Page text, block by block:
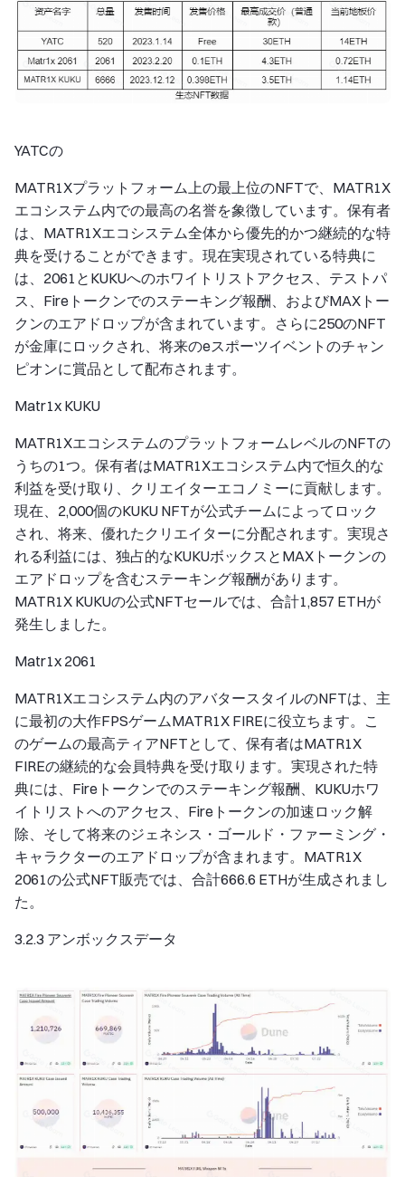
YATCの
MATR1Xプラットフォーム上の最上位のNFTで、MATR1X
エコシステム内での最高の名誉を象徴しています。保有者
は、MATR1Xエコシステム全体から優先的かつ継続的な特
典を受けることができます。現在実現されている特典に
は、2061とKUKUへのホワイトリストアクセス、テストパ
ス、Fireトークンでのステーキング報酬、およびMAXトー
クンのエアドロップが含まれています。さらに250のNFT
が金庫にロックされ、将来のeスポーツイベントのチャン
ピオンに賞品として配布されます。
Matr1x KUKU
MATR1XエコシステムのプラットフォームレベルのNFTの
うちの1つ。保有者はMATR1Xエコシステム内で恒久的な
利益を受け取り、クリエイターエコノミーに貢献します。
現在、2,000個のKUKU NFTが公式チームによってロック
され、将来、優れたクリエイターに分配されます。実現さ
れる利益には、独占的なKUKUボックスとMAXトークンの
エアドロップを含むステーキング報酬があります。
MATR1X KUKUの公式NFTセールでは、合計1,857 ETHが
発生しました。
Matr1x 2061
MATR1Xエコシステム内のアバタースタイルのNFTは、主
に最初の大作FPSゲームMATR1X FIREに役立ちます。こ
のゲームの最高ティアNFTとして、保有者はMATR1X
FIREの継続的な会員特典を受け取ります。実現された特
典には、Fireトークンでのステーキング報酬、KUKUホワ
イトリストへのアクセス、Fireトークンの加速ロック解
除、そして将来のジェネシス・ゴールド・ファーミング・
キャラクターのエアドロップが含まれます。MATR1X
2061の公式NFT販売では、合計666.6 ETHが生成されまし
た。
3.2.3 アンボックスデータ